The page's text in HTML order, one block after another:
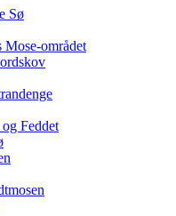
Sø
Mose-området
Feddet